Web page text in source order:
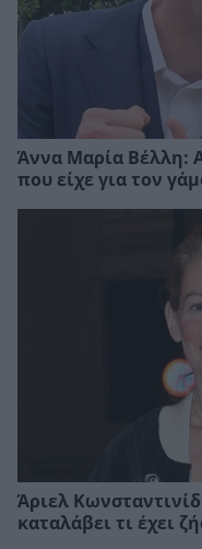
Άννα Μαρία Βέλλη:
που είχε για τον
Άριελ
καταλάβει τι έχει